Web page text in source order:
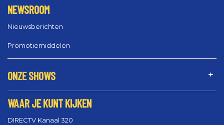
NEWSROOM
Nieuwsberichten
Promotiemiddelen
ONZE SHOWS
WAAR JE KUNT KIJKEN
DIRECTV Kanaal 320